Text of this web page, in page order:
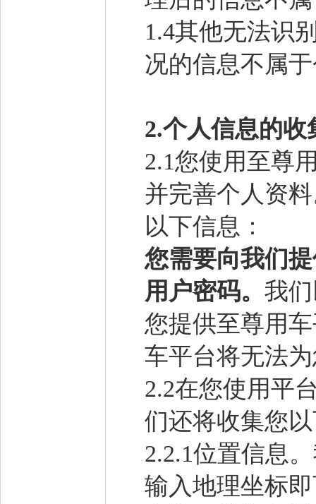
1.4其他无法识
况的信息不属
2.个人信息的收
2.1您使用至尊
并完善个人资
以下信息：
您需要向我们
用户密码。 我
您提供至尊用
车平台将无法
2.2在您使用平
们还将收集您
2.2.1位置信息
输入地理坐标